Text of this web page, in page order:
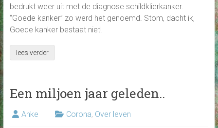
bedrukt weer uit met de diagnose schildklierkanker.
“Goede kanker” zo werd het genoemd. Stom, dacht ik,
Goede kanker bestaat niet!
lees verder
Een miljoen jaar geleden..
Anke Corona, Over leven